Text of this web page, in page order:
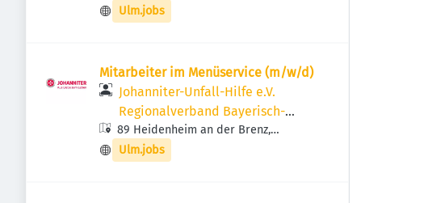
Deutschland
Ulm.jobs
Mitarbeiter im Menüservice (m/w/d)
Johanniter-Unfall-Hilfe e.V.
Regionalverband Bayerisch-
Schwaben
89 Heidenheim an der Brenz,
Deutschland
Ulm.jobs